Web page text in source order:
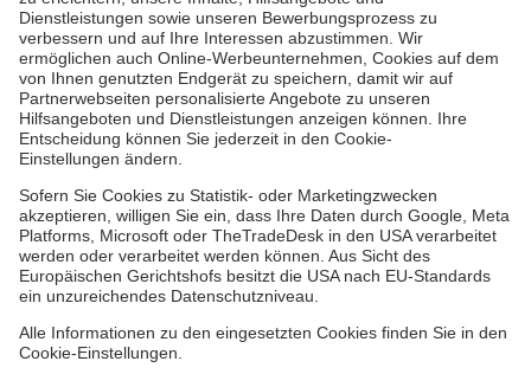
Medizin & Pflege
Therapie
Über uns
Allgemeine Einkaufsbedingungen
Hinweisgebersystem